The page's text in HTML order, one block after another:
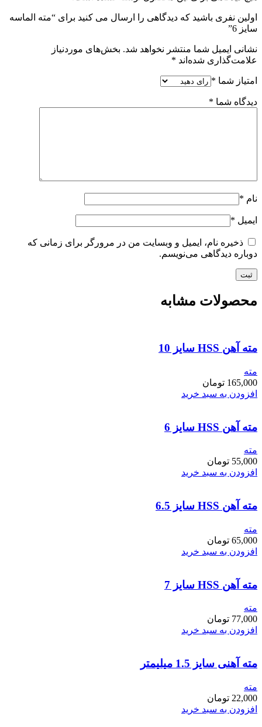
اولین نفری باشید که دیدگاهی را ارسال می کنید برای “مته الماسه
سایز 6”
نشانی ایمیل شما منتشر نخواهد شد. بخش‌های موردنیاز
علامت‌گذاری شده‌اند *
امتیاز شما *
دیدگاه شما *
نام *
ایمیل *
ذخیره نام، ایمیل و وبسایت من در مرورگر برای زمانی که
دوباره دیدگاهی می‌نویسم.
محصولات مشابه
مته آهن HSS سایز 10
مته
165,000 تومان
افزودن به سبد خرید
مته آهن HSS سایز 6
مته
55,000 تومان
افزودن به سبد خرید
مته آهن HSS سایز 6.5
مته
65,000 تومان
افزودن به سبد خرید
مته آهن HSS سایز 7
مته
77,000 تومان
افزودن به سبد خرید
مته آهنی سایز 1.5 میلیمتر
مته
22,000 تومان
افزودن به سبد خرید